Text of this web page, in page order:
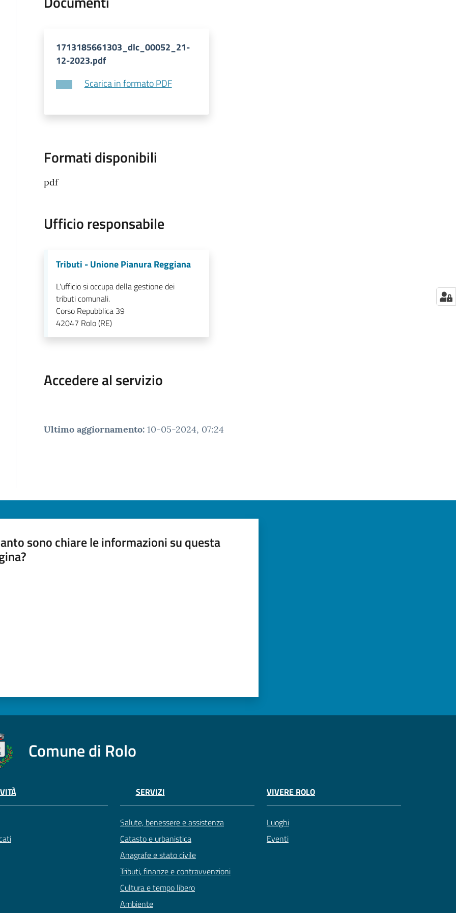
1713185661303_dlc_00052_21-
12-2023.pdf
Scarica in formato PDF
Formati disponibili
pdf
Ufficio responsabile
Tributi - Unione Pianura Reggiana
L'ufficio si occupa della gestione dei
tributi comunali.
Corso Repubblica 39
42047 Rolo (RE)
Accedere al servizio
Ultimo aggiornamento: 10-05-2024, 07:24
sono chiare le informazioni su questa
Comune di Rolo
SERVIZI
Salute, benessere e assistenza
Catasto e urbanistica
Anagrafe e stato civile
Tributi, finanze e contravvenzioni
Cultura e tempo libero
Ambiente
VIVERE ROLO
Luoghi
Eventi